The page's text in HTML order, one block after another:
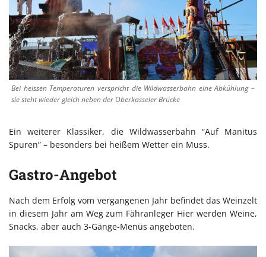
Bei heissen Temperaturen verspricht die Wildwasserbahn eine Abkühlung –
sie steht wieder gleich neben der Oberkasseler Brücke
Ein weiterer Klassiker, die Wildwasserbahn “Auf Manitus
Spuren” – besonders bei heißem Wetter ein Muss.
Gastro-Angebot
Nach dem Erfolg vom vergangenen Jahr befindet das Weinzelt
in diesem Jahr am Weg zum Fähranleger Hier werden Weine,
Snacks, aber auch 3-Gänge-Menüs angeboten.